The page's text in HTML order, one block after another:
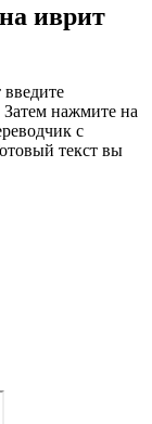
иврит
введите
Затем нажмите на
с
текст вы